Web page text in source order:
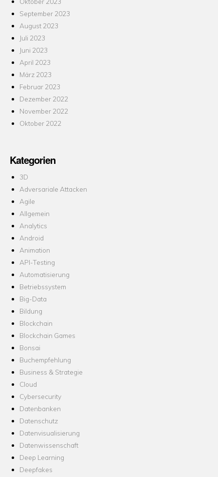
September 2023
August 2023
Juli 2023
Juni 2023
April 2023
März 2023
Februar 2023
Dezember 2022
November 2022
Oktober 2022
Kategorien
3D
Adversariale Attacken
Agile
Allgemein
Analytics
Android
Animation
API-Testing
Automatisierung
Betriebssystem
Big-Data
Bildung
Blockchain
Blockchain Games
Bonsai
Buchempfehlung
Business & Strategie
Cloud
Cybersecurity
Datenbanken
Datenschutz
Datenvisualisierung
Datenwissenschaft
Deep Learning
Deepfakes